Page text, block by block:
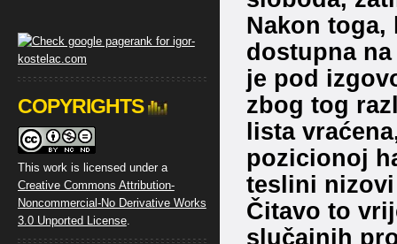
Nakon toga,
dostupna
je pod
zbog tog
lista
pozicionoj
teslini
Čitavo to
slučajnih
COPYRIGHTS
This work is licensed under a
Creative Commons Attribution-
Noncommercial-No Derivative Works
3.0 Unported License.